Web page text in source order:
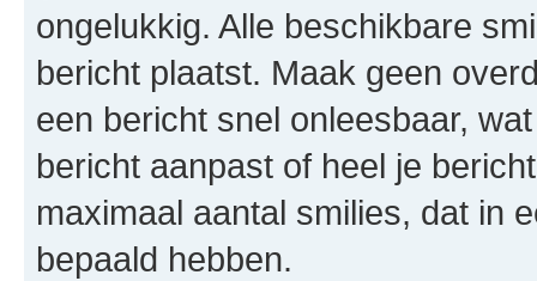
ongelukkig. Alle beschikbare
bericht plaatst. Maak geen
een bericht snel onleesbaar,
bericht aanpast of heel je
maximaal aantal smilies, dat in
bepaald hebben.